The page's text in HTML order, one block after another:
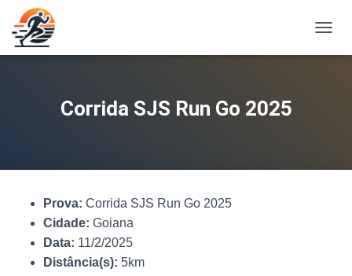
L
Corrida SJS Run Go 2025
Prova: Corrida SJS Run Go 2025
Cidade: Goiana
Data: 11/2/2025
Distância(s): 5km